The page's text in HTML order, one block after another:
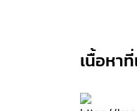
เนื้อหา